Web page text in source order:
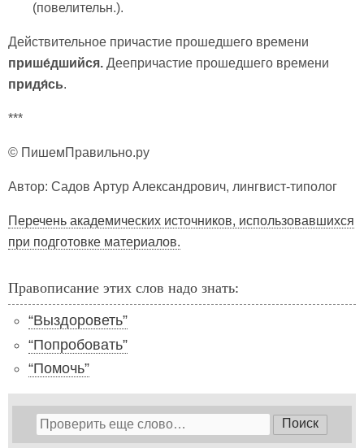
(повелительн.).
Действительное причастие прошедшего времени
прише́дшийся. Деепричастие прошедшего времени
придя́сь.
***
© ПишемПравильно.ру
Автор: Садов Артур Александрович, лингвист-типолог
Перечень академических источников, использовавшихся
при подготовке материалов.
Правописание этих слов надо знать:
“Выздороветь”
“Попробовать”
“Помочь”